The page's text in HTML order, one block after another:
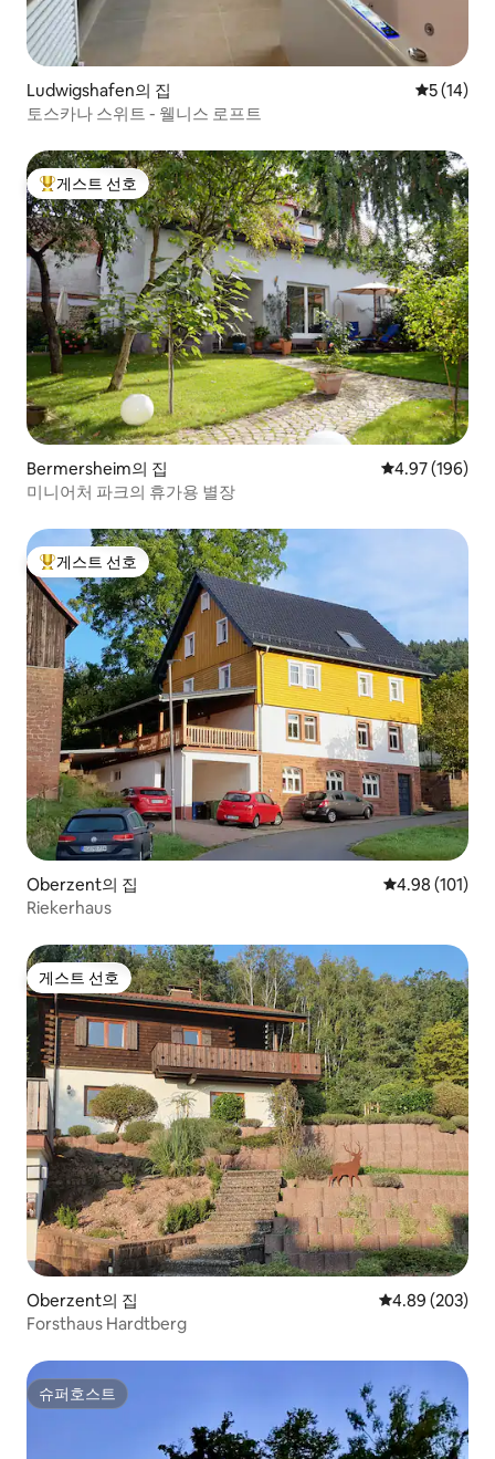
Ludwigshafen의 집 평점 5점
5 (14)
토스카나 스위트 - 웰니스 로프트
상위 게스트 선호
게스트 선호
Bermersheim의 집 평점 4.97점(5
4.97 (196)
미니어처 파크의 휴가용 별장
상위 게스트 선호
게스트 선호
Oberzent의 집 평점 4.98점(5
4.98 (101)
Riekerhaus
게스트 선호
게스트 선호
Oberzent의 집 평점 4.89점(5
4.89 (203)
Forsthaus Hardtberg
슈퍼호스트
슈퍼호스트